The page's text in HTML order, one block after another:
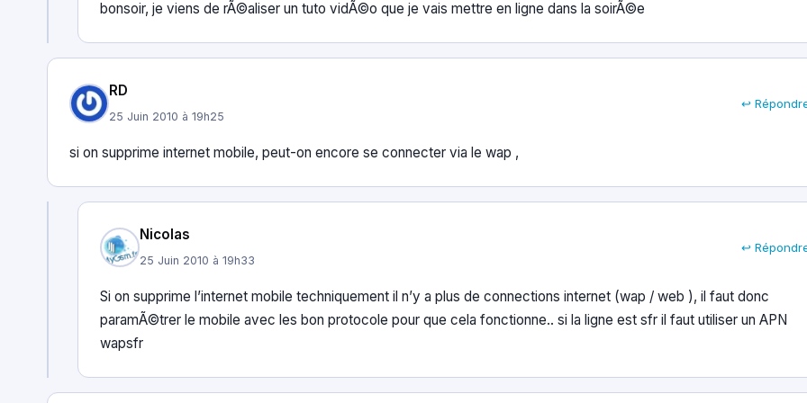
bonsoir, je viens de rÃ©aliser un tuto vidÃ©o que je vais mettre en ligne dans la soirÃ©e
RD
25 Juin 2010 à 19h25
↩
si on supprime internet mobile, peut-on encore se connecter via le wap ,
Nicolas
25 Juin 2010 à 19h33
↩
Si on supprime l’internet mobile techniquement il n’y a plus de connections internet (wap / web ), il faut donc
paramÃ©trer le mobile avec les bon protocole pour que cela fonctionne.. si la ligne est sfr il faut utiliser un APN
wapsfr